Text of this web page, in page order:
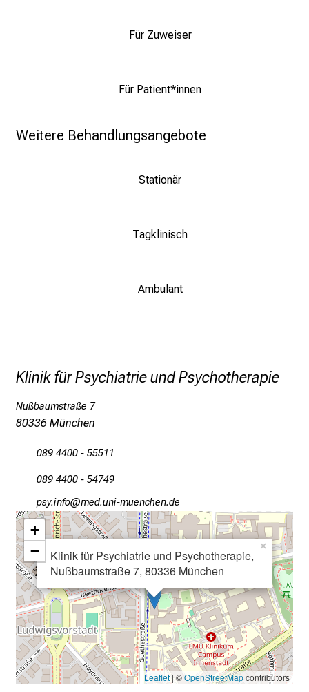
Für Zuweiser
Für Patient*innen
Weitere Behandlungsangebote
Stationär
Tagklinisch
Ambulant
Klinik für Psychiatrie und Psychotherapie
Nußbaumstraße 7
80336 München
089 4400 - 55511
089 4400 - 54749
öcј dluwü
vimS fulrv,fiuyJziu mi
Klinik für Psychiatrie und Psychotherapie,
Nußbaumstraße 7, 80336 München
×
+
−
Leaflet| ©OpenStreetMapcontributors